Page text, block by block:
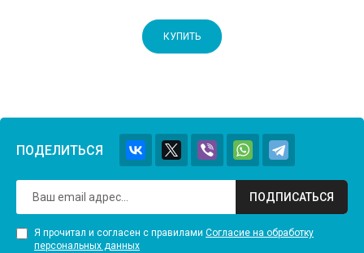
КУПИТЬ
ПОДЕЛИТЬСЯ
ПОДПИСАТЬСЯ
Я прочитал и согласен с правилами Согласие на обработку
персональных данных